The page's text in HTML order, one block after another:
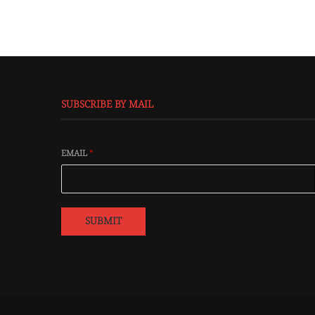
SUBSCRIBE BY MAIL
EMAIL*
SUBMIT